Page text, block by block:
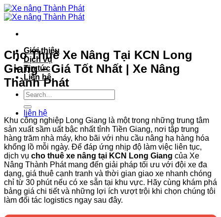
Bỏ
qua
dung
Giới thiệu
Dịch vụ
Tin tức
Liên hệ
liên hệ
Cho Thuê Xe Nâng Tại KCN Long
Giang – Giá Tốt Nhất | Xe Nâng
Thành Phát
Khu công nghiệp Long Giang là một trong những trung tâm
sản xuất sầm uất bậc nhất tỉnh Tiền Giang, nơi tập trung
hàng trăm nhà máy, kho bãi với nhu cầu nâng hạ hàng hóa
khổng lồ mỗi ngày. Để đáp ứng nhịp độ làm việc liên tục,
dịch vụ cho thuê xe nâng tại KCN Long Giang của Xe
Nâng Thành Phát mang đến giải pháp tối ưu với đội xe đa
dạng, giá thuê cạnh tranh và thời gian giao xe nhanh chóng
chỉ từ 30 phút nếu có xe sẵn tại khu vực. Hãy cùng khám phá
bảng giá chi tiết và những lợi ích vượt trội khi chọn chúng tôi
làm đối tác logistics ngay sau đây.